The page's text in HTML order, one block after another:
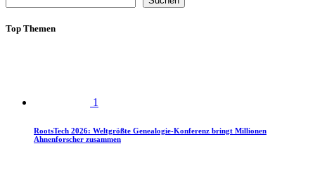
Top Themen
1
RootsTech 2026: Weltgrößte Genealogie-Konferenz bringt Millionen
Ahnenforscher zusammen